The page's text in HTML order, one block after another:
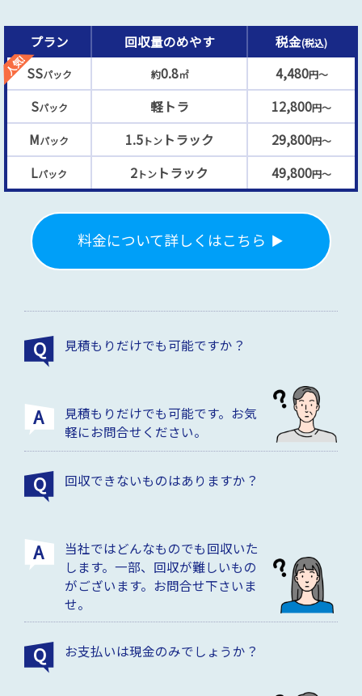
プラン 回収量のめやす 税金(税込)
SSパック 約0.8㎡ 4,480円～
Sパック 軽トラ 12,800円～
Mパック 1.5トントラック 29,800円～
Lパック 2トン トラック 49,800円～
料金について詳しくはこちら
見積もりだけでも可能ですか？
見積もりだけでも可能です。お気
軽にお問合せください。
回収できないものはありますか？
当社ではどんなものでも回収いた
します。一部、回収が難しいもの
がございます。お問合せ下さいま
せ。
お支払いは現金のみでしょうか？